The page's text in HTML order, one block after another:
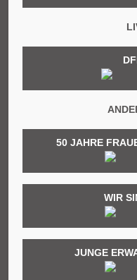
50 JAHRE
WIR
JUNGE